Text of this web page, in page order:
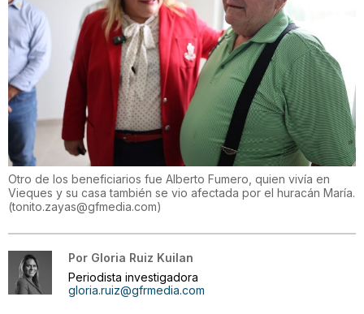
Otro de los beneficiarios fue Alberto Fumero, quien vivía en
Vieques y su casa también se vio afectada por el huracán María.
(tonito.zayas@gfmedia.com)
Por Gloria Ruiz Kuilan
Periodista investigadora
gloria.ruiz@gfrmedia.com